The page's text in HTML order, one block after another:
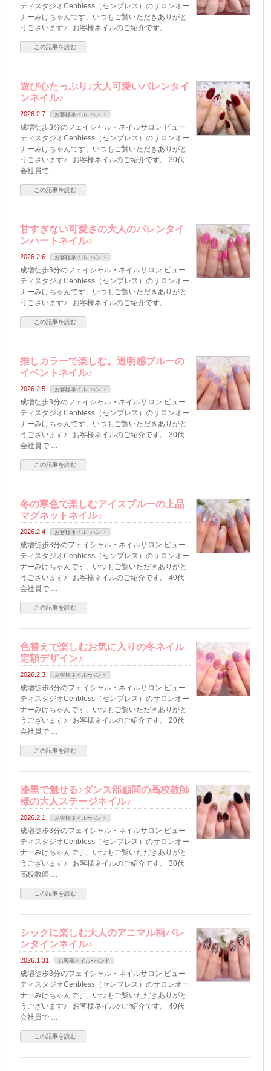
ティスタジオCenbless（センブレス）のサロンオー
ナーみけちゃんです、いつもご覧いただきありがと
うございます♪ お客様ネイルのご紹介です。 …
この記事を読む
遊び心たっぷり♪大人可愛いバレンタイ
ンネイル♪
2026.2.7 お客様ネイルｰハンド
成増徒歩3分のフェイシャル・ネイルサロン ビュー
ティスタジオCenbless（センブレス）のサロンオー
ナーみけちゃんです、いつもご覧いただきありがと
うございます♪ お客様ネイルのご紹介です。 30代
会社員で …
この記事を読む
甘すぎない可愛さの大人のバレンタイ
ンハートネイル♪
2026.2.6 お客様ネイルｰハンド
成増徒歩3分のフェイシャル・ネイルサロン ビュー
ティスタジオCenbless（センブレス）のサロンオー
ナーみけちゃんです、いつもご覧いただきありがと
うございます♪ お客様ネイルのご紹介です。 …
この記事を読む
推しカラーで楽しむ。透明感ブルーの
イベントネイル♪
2026.2.5 お客様ネイルｰハンド
成増徒歩3分のフェイシャル・ネイルサロン ビュー
ティスタジオCenbless（センブレス）のサロンオー
ナーみけちゃんです、いつもご覧いただきありがと
うございます♪ お客様ネイルのご紹介です。 30代
会社員で …
この記事を読む
冬の寒色で楽しむアイスブルーの上品
マグネットネイル♪
2026.2.4 お客様ネイルｰハンド
成増徒歩3分のフェイシャル・ネイルサロン ビュー
ティスタジオCenbless（センブレス）のサロンオー
ナーみけちゃんです、いつもご覧いただきありがと
うございます♪ お客様ネイルのご紹介です。 40代
会社員で …
この記事を読む
色替えで楽しむお気に入りの冬ネイル
定額デザイン♪
2026.2.3 お客様ネイルｰハンド
成増徒歩3分のフェイシャル・ネイルサロン ビュー
ティスタジオCenbless（センブレス）のサロンオー
ナーみけちゃんです、いつもご覧いただきありがと
うございます♪ お客様ネイルのご紹介です。 20代
会社員で …
この記事を読む
漆黒で魅せる♪ダンス部顧問の高校教師
様の大人ステージネイル♪
2026.2.1 お客様ネイルｰハンド
成増徒歩3分のフェイシャル・ネイルサロン ビュー
ティスタジオCenbless（センブレス）のサロンオー
ナーみけちゃんです、いつもご覧いただきありがと
うございます♪ お客様ネイルのご紹介です。 30代
高校教師 …
この記事を読む
シックに楽しむ大人のアニマル柄バレ
ンタインネイル♪
2026.1.31 お客様ネイルｰハンド
成増徒歩3分のフェイシャル・ネイルサロン ビュー
ティスタジオCenbless（センブレス）のサロンオー
ナーみけちゃんです、いつもご覧いただきありがと
うございます♪ お客様ネイルのご紹介です。 40代
会社員で …
この記事を読む